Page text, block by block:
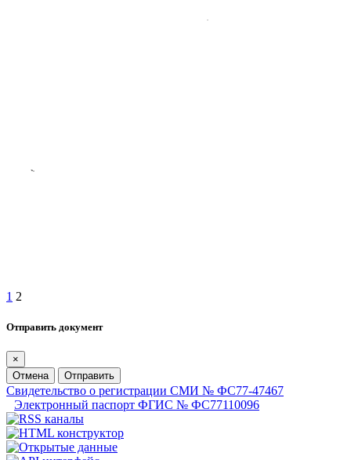
1 2
Отправить документ
×
Отмена
Отправить
Свидетельство о регистрации СМИ № ФС77-47467
Электронный паспорт ФГИС № ФС77110096